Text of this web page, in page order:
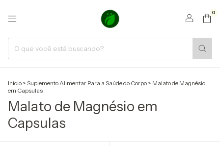
0
Início > Suplemento Alimentar Para a Saúde do Corpo > Malato de Magnésio
em Capsulas
Malato de Magnésio em
Capsulas